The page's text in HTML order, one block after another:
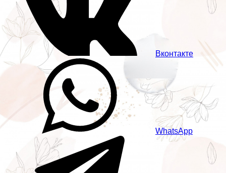
Вконтакте
WhatsApp